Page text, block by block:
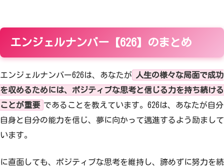
エンジェルナンバー【626】のまとめ
エンジェルナンバー626は、あなたが
人生の様々な局面で成功
を収めるためには、ポジティブな思考と信じる力を持ち続ける
ことが重要 であることを教えています。626は、あなたが自分
自身と自分の能力を信じ、夢に向かって邁進するよう励まして
います。
に直面しても、ポジティブな思考を維持し、諦めずに努力を続